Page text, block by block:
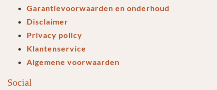
Garantievoorwaarden en onderhoud
Disclaimer
Privacy policy
Klantenservice
Algemene voorwaarden
Social